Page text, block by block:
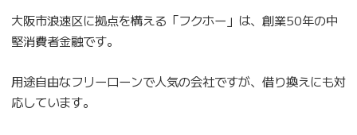
大阪市浪速区に拠点を構える「フクホー」は、創業50年の中
堅消費者金融です。
用途自由なフリーローンで人気の会社ですが、借り換えにも対
応しています。